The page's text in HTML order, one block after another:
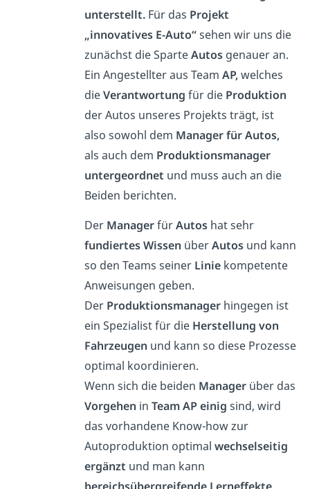
unterstellt.Für das Projekt
„innovatives E-Auto“sehen wir uns die
zunächst die SparteAutosgenauer an.
Ein Angestellter aus Team AP,welches
dieVerantwortung für die Produktion
der Autos unseres Projekts trägt, ist
also sowohl dem Manager für Autos,
als auch dem Produktionsmanager
untergeordnet und muss auch an die
Beiden berichten.
Der ManagerfürAutoshat sehr
fundiertes Wissen überAutosund kann
so den Teams seiner Liniekompetente
Anweisungen geben.
Der Produktionsmanagerhingegen ist
ein Spezialist für die Herstellung von
Fahrzeugen und kann so diese Prozesse
optimal koordinieren.
Wenn sich die beiden Managerüber das
Vorgehen in Team AP einig sind, wird
das vorhandene Know-how zur
Autoproduktion optimal wechselseitig
ergänzt und man kann